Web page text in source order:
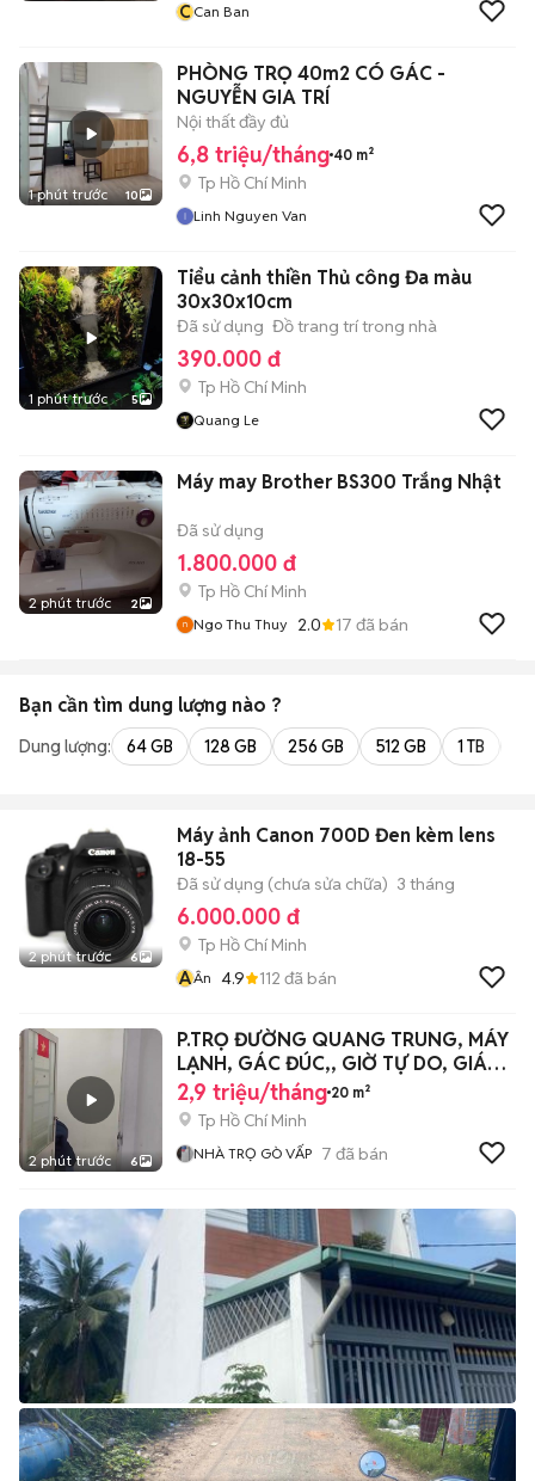
CCan Ban
1 phút trước 10
PHÒNG TRỌ 40m2 CÓ GÁC -
NGUYỄN GIA TRÍ
Nội thất đầy đủ
6,8 triệu/tháng 40 m²
Tp Hồ Chí Minh
Linh Nguyen Van
1 phút trước 5
Tiểu cảnh thiền Thủ công Đa màu
30x30x10cm
Đã sử dụng Đồ trang trí trong nhà
390.000 đ
Tp Hồ Chí Minh
Quang Le
2 phút trước 2
Máy may Brother BS300 Trắng Nhật
Đã sử dụng
1.800.000 đ
Tp Hồ Chí Minh
Ngo Thu Thuy 2.0 17 đã bán
Bạn cần tìm dung lượng nào ?
Dung lượng: 64 GB 128 GB 256 GB 512 GB 1 TB
2 phút trước 6
Máy ảnh Canon 700D Đen kèm lens
18-55
Đã sử dụng (chưa sửa chữa) 3 tháng
6.000.000 đ
Tp Hồ Chí Minh
ÂÂn 4.9 112 đã bán
2 phút trước 6
P.TRỌ ĐƯỜNG QUANG TRUNG, MÁY
LẠNH, GÁC ĐÚC,, GIỜ TỰ DO, GIÁ
2.9 TRIỆU
2,9 triệu/tháng 20 m²
Tp Hồ Chí Minh
NHÀ TRỌ GÒ VẤP 7 đã bán